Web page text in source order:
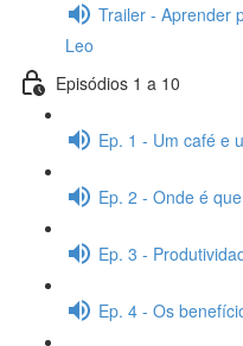
Trailer - Aprender
Leo
Episódios 1 a 10
Ep. 1 - Um café e
Ep. 2 - Onde é
Ep. 3 -
Ep. 4 - Os